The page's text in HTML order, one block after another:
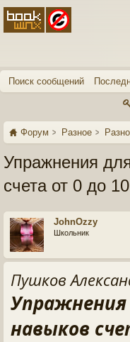
Поиск сообщений
Форум Разное
Упражнения
счета от 0 до 10
JohnOzzy
Школьник
Пушков
навыков